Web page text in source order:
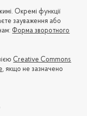
Окремі функції
зауваження або
Форма зворотного
Creative Commons
, якщо не зазначено